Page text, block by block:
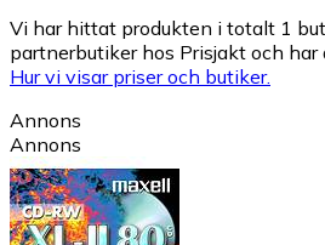
Vi har hittat produkten i totalt 1
partnerbutiker hos Prisjakt och
Hur vi visar priser och butiker.
Annons
Annons